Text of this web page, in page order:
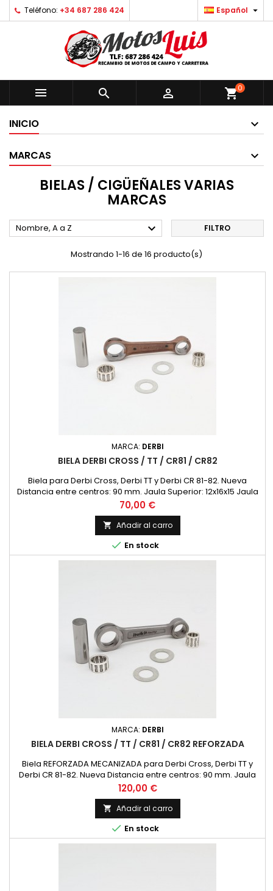
Teléfono: +34 687 286 424 Español 
   shopping_cart0
INICIO
MARCAS
BIELAS / CIGÜEÑALES VARIAS
MARCAS
Nombre, A a Z  FILTRO
Mostrando 1-16 de 16 producto(s)
MARCA: DERBI
BIELA DERBI CROSS / TT / CR81 / CR82
Biela para Derbi Cross, Derbi TT y Derbi CR 81-82. Nueva
Distancia entre centros: 90 mm. Jaula Superior: 12x16x15 Jaula
Inferior: 16x22x12 Medida Bulon Cigueñal: 16x51 Diametro
Superior 16 Diametro Interior 22
Precio
70,00 €
 Añadir al carro
 En stock
MARCA: DERBI
BIELA DERBI CROSS / TT / CR81 / CR82 REFORZADA
Biela REFORZADA MECANIZADA para Derbi Cross, Derbi TT y
Derbi CR 81-82. Nueva Distancia entre centros: 90 mm. Jaula
Superior: 12x16x15 Jaula Inferior: 16x22x12 Medida Bulon
Cigueñal: 16x51 Diametro Superior 16 Diametro Interior 22
Precio
120,00 €
 Añadir al carro
 En stock